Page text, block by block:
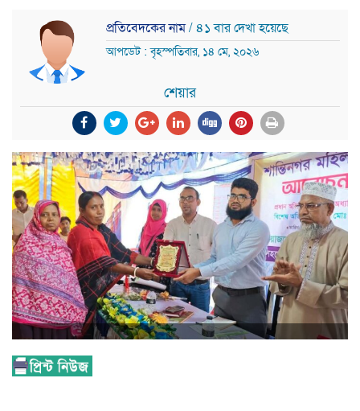
প্রতিবেদকের নাম/ ৪১ বার দেখা হয়েছে
আপডেট : বৃহস্পতিবার, ১৪ মে, ২০২৬
শেয়ার